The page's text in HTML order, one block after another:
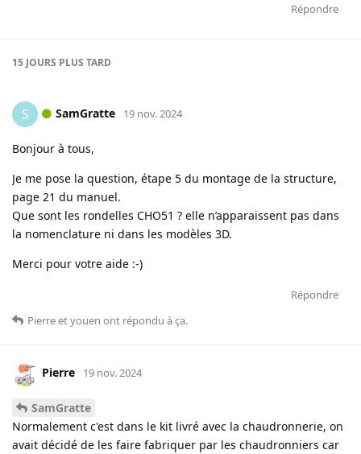
Répondre
15 JOURS PLUS TARD
S SamGratte 19 nov. 2024
Bonjour à tous,
Je me pose la question, étape 5 du montage de la structure,
page 21 du manuel.
Que sont les rondelles CHO51 ? elle n’apparaissent pas dans
la nomenclature ni dans les modèles 3D.
Merci pour votre aide :-)
Répondre
Pierreetyouen ont répondu à ça.
Pierre 19 nov. 2024
SamGratte
Normalement c'est dans le kit livré avec la chaudronnerie, on
avait décidé de les faire fabriquer par les chaudronniers car